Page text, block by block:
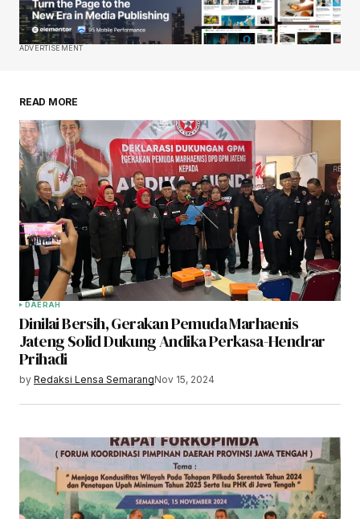
ADVERTISEMENT
READ MORE
DAERAH
Dinilai Bersih, Gerakan Pemuda Marhaenis
Jateng Solid Dukung Andika Perkasa-Hendrar
Prihadi
by Redaksi Lensa SemarangNov 15, 2024